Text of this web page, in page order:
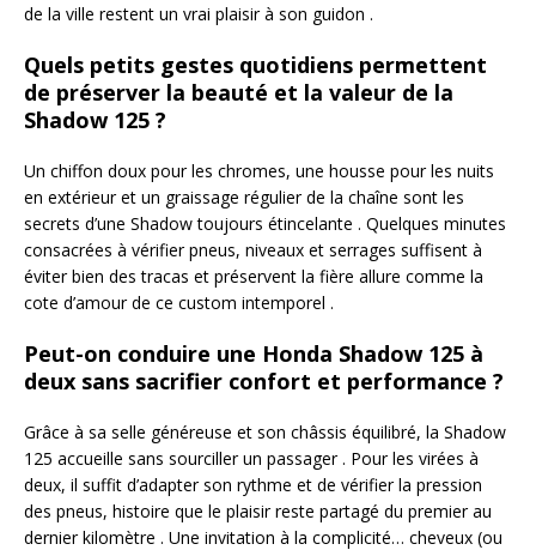
de la ville restent un vrai plaisir à son guidon .
Quels petits gestes quotidiens permettent
de préserver la beauté et la valeur de la
Shadow 125 ?
Un chiffon doux pour les chromes, une housse pour les nuits
en extérieur et un graissage régulier de la chaîne sont les
secrets d’une Shadow toujours étincelante . Quelques minutes
consacrées à vérifier pneus, niveaux et serrages suffisent à
éviter bien des tracas et préservent la fière allure comme la
cote d’amour de ce custom intemporel .
Peut-on conduire une Honda Shadow 125 à
deux sans sacrifier confort et performance ?
Grâce à sa selle généreuse et son châssis équilibré, la Shadow
125 accueille sans sourciller un passager . Pour les virées à
deux, il suffit d’adapter son rythme et de vérifier la pression
des pneus, histoire que le plaisir reste partagé du premier au
dernier kilomètre . Une invitation à la complicité… cheveux (ou